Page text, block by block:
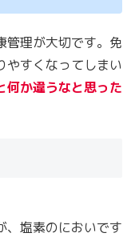
管理が大切です。免
やすくなってしまい
何か違うなと思った
、塩素のにおいです